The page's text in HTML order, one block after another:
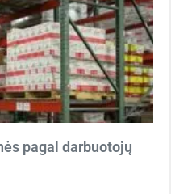
pagal darbuotojų